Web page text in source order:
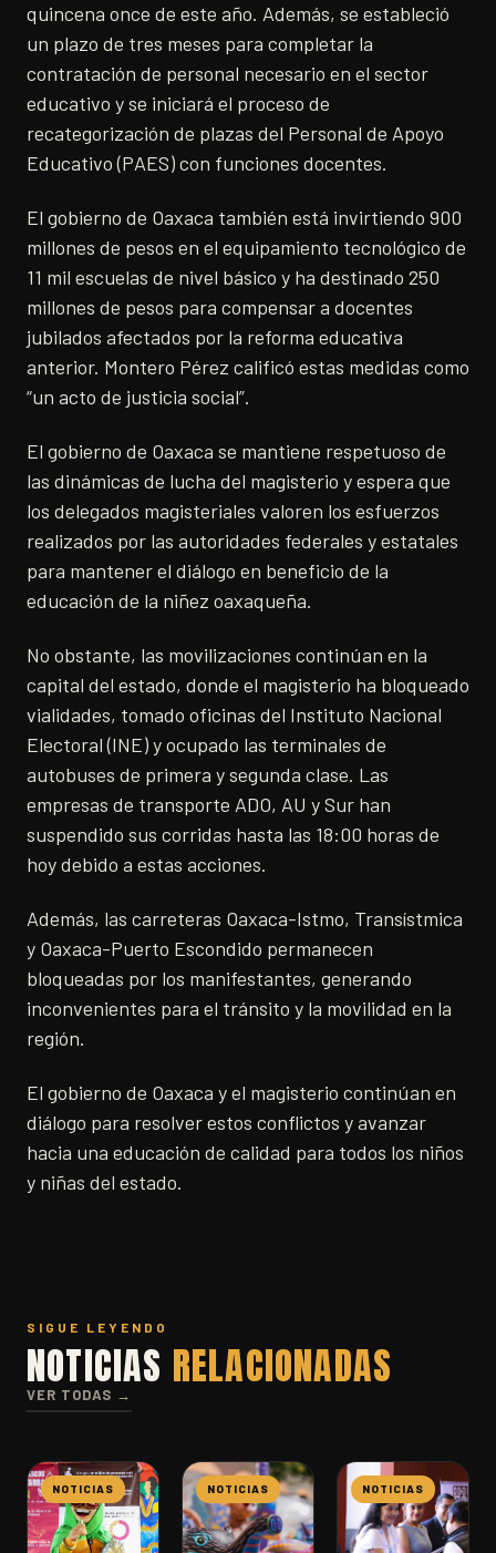
quincena once de este año. Además, se estableció
un plazo de tres meses para completar la
contratación de personal necesario en el sector
educativo y se iniciará el proceso de
recategorización de plazas del Personal de Apoyo
Educativo (PAES) con funciones docentes.
El gobierno de Oaxaca también está invirtiendo 900
millones de pesos en el equipamiento tecnológico de
11 mil escuelas de nivel básico y ha destinado 250
millones de pesos para compensar a docentes
jubilados afectados por la reforma educativa
anterior. Montero Pérez calificó estas medidas como
“un acto de justicia social”.
El gobierno de Oaxaca se mantiene respetuoso de
las dinámicas de lucha del magisterio y espera que
los delegados magisteriales valoren los esfuerzos
realizados por las autoridades federales y estatales
para mantener el diálogo en beneficio de la
educación de la niñez oaxaqueña.
No obstante, las movilizaciones continúan en la
capital del estado, donde el magisterio ha bloqueado
vialidades, tomado oficinas del Instituto Nacional
Electoral (INE) y ocupado las terminales de
autobuses de primera y segunda clase. Las
empresas de transporte ADO, AU y Sur han
suspendido sus corridas hasta las 18:00 horas de
hoy debido a estas acciones.
Además, las carreteras Oaxaca-Istmo, Transístmica
y Oaxaca-Puerto Escondido permanecen
bloqueadas por los manifestantes, generando
inconvenientes para el tránsito y la movilidad en la
región.
El gobierno de Oaxaca y el magisterio continúan en
diálogo para resolver estos conflictos y avanzar
hacia una educación de calidad para todos los niños
y niñas del estado.
SIGUE LEYENDO
NOTICIAS RELACIONADAS
VER TODAS →
NOTICIAS NOTICIAS NOTICIAS